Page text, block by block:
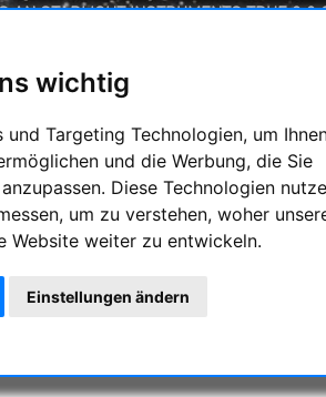
wichtig
Targeting Technologien, um
und die Werbung, die Sie
Diese Technologien
um zu verstehen, woher
Website weiter zu entwickeln.
Einstellungen ändern
AN STARLIGHT INSTRUMENTS TRUE 3.2
Astroprints Adapter
Starlight Instruments
Adaptieren Sie den EAF
Passend an alle EAF Motorfokus
Passend an Starlight FTF True
Beständig gegen UV sowie